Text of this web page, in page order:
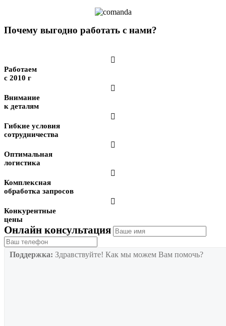
Почему выгодно работать с нами?

Работаем
с 2010 г

Внимание
к деталям

Гибкие условия
сотрудничества

Оптимальная
логистика

Комплексная
обработка запросов

Конкурентные
цены
Онлайн консультация
Поддержка: Здравствуйте! Как мы можем Вам помочь?